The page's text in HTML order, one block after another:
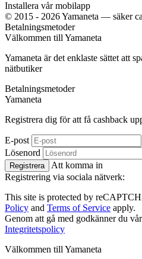
Installera vår mobilapp
© 2015 - 2026 Yamaneta — säker
Betalningsmetoder
Välkommen till Yamaneta
Yamaneta är det enklaste sättet att
nätbutiker
Betalningsmetoder
Yamaneta
Registrera dig för att få cashback
E-post
Lösenord
Registrera
Att komma in
Registrering via sociala nätverk:
This site is protected by
Policy and Terms of Service apply.
Genom att gå med godkänner du vår
Integritetspolicy
Välkommen till Yamaneta